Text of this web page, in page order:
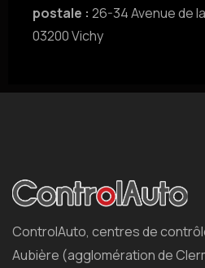
postale : 26-34 Avenue de
03200 Vichy
ControlAuto, centres de
Aubière (agglomération de